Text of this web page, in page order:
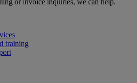
or invoice inquiries, we can help.
training